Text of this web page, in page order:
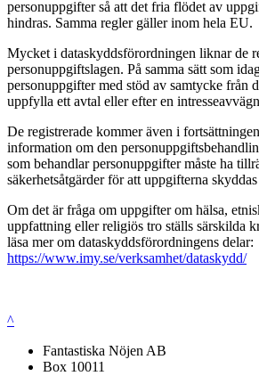
personuppgifter så att det fria flödet av
hindras. Samma regler gäller inom hela EU.
Mycket i dataskyddsförordningen liknar de
personuppgiftslagen. På samma sätt som
personuppgifter med stöd av samtycke från
uppfylla ett avtal eller efter en
De registrerade kommer även i
information om den
som behandlar personuppgifter måste ha
säkerhetsåtgärder för att uppgifterna
Om det är fråga om uppgifter om hälsa,
uppfattning eller religiös tro ställs särskilda
läsa mer om dataskyddsförordningens delar:
https://www.imy.se/verksamhet/dataskydd/
^
Fantastiska Nöjen AB
Box 10011